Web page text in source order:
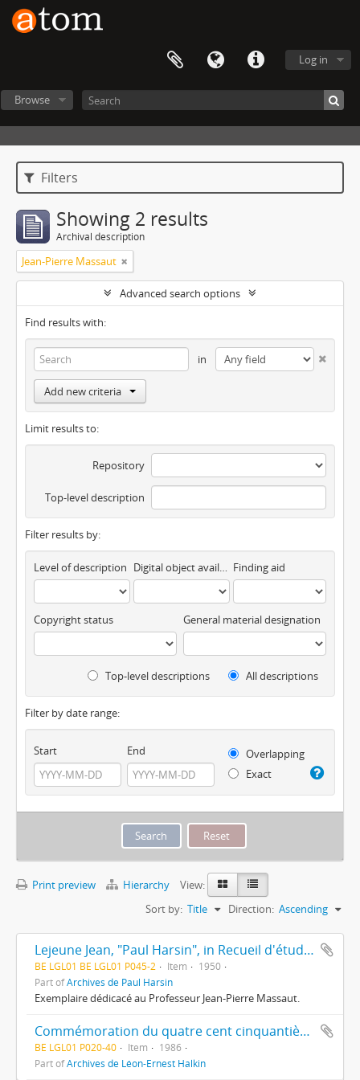
Log in
Browse
Filters
Showing 2 results
Archival description
Jean-Pierre Massaut
Advanced search options
Find results with:
in
Add new criteria
Limit results to:
Repository
Top-level description
Filter results by:
Level of description Digital object available Finding aid
Copyright status General material designation
Top-level descriptions All descriptions
Filter by date range:
Start End
Overlapping
Exact
Print preview Hierarchy
View:
Sort by: Title Direction: Ascending
Lejeune Jean, "Paul Harsin", in Recueil d'études offert en hommage au professeur Paul Harsin".
BE LGL01 BE LGL01 P045-2 Item
1950
Part ofArchives de Paul Harsin
Exemplaire dédicacé au Professeur Jean-Pierre Massaut.
Commémoration du quatre cent cinquantième anniversaire de la mort d'Érasme, colloque international, Institut d'Histoire de la Renaissance et de la Réforme, Université de Liège, 23/04/1986 : programme. Tiré à part de Jean-Pierre Massaut, Les études érasmiennes à Liège, s.d. Catalogue de l'exposition organisée par la Bibliothèque de l'Université de Liège sur "l'univers d'Erasme" du 24/04/1986 au 16/05/1986.
BE LGL01 P020-40 Item
1986
Part ofArchives de Léon-Ernest Halkin